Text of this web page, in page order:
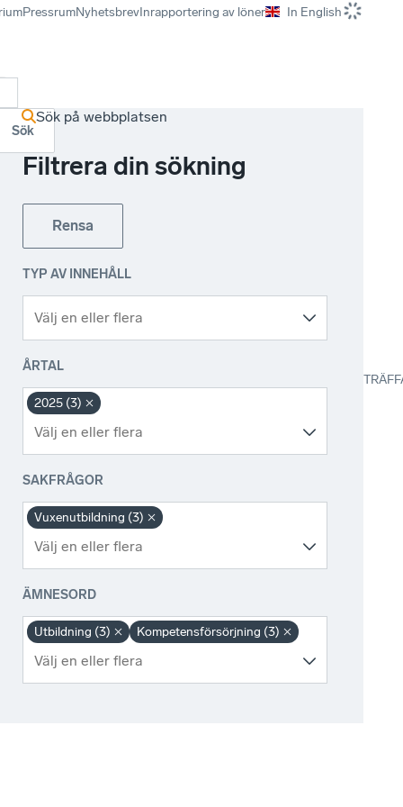
PressrumNyhetsbrevInrapportering av löner In English
Sök på webbplatsen
Filtrera din sökning
Rensa
TYP AV INNEHÅLL
ÅRTAL
2025 (3)
SAKFRÅGOR
Vuxenutbildning (3)
ÄMNESORD
Utbildning (3) Kompetensförsörjning (3)
Sök